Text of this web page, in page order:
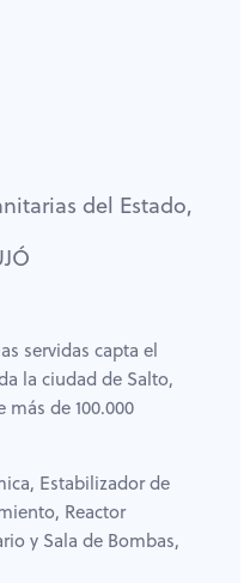
del Estado,
servidas capta el
la ciudad de Salto,
de 100.000
Estabilizador de
Reactor
y Sala de Bombas,